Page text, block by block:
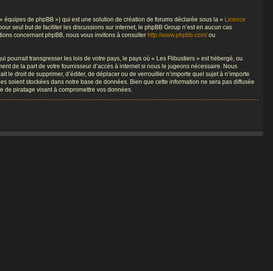
de phpBB ») qui est une solution de création de forums déclarée sous la « Licence
seul but de faciliter les discussions sur internet, le phpBB Group n’est en aucun cas
concernant phpBB, nous vous invitons à consulter http://www.phpbb.com/ou
transgresser les lois de votre pays, le pays où « Les Flibustiers » est hébergé, ou
de la part de votre fournisseur d’accès à internet si nous le jugeons nécessaire. Nous
droit de supprimer, d’éditer, de déplacer ou de verrouiller n’importe quel sujet à n’importe
soient stockées dans notre base de données. Bien que cette information ne sera pas diffusée
de piratage visant à compromettre vos données.